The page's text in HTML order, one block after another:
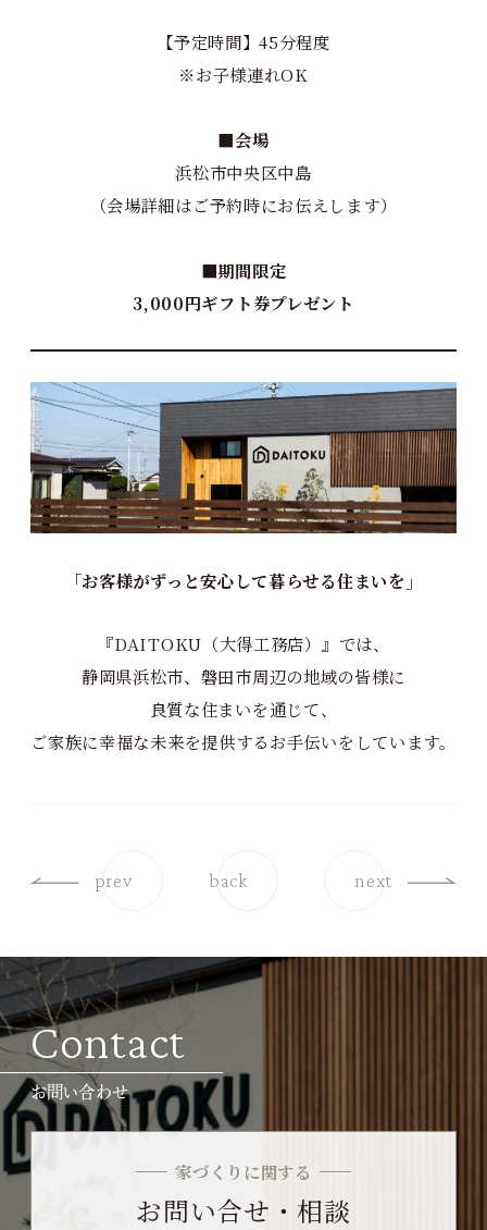
【予定時間】45分程度
※お子様連れOK
■会場
浜松市中央区中島
（会場詳細はご予約時にお伝えします）
■期間限定
3,000円ギフト券プレゼント
「お客様がずっと安心して暮らせる住まいを」
『DAITOKU（大得工務店）』では、
静岡県浜松市、磐田市周辺の地域の皆様に
良質な住まいを通じて、
ご家族に幸福な未来を提供するお手伝いをしています。
prev back next
Contact
お問い合わせ
家づくりに関する
お問い合せ・相談